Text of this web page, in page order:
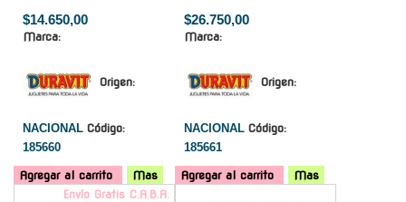
$14.650,00
Marca:
Origen:
NACIONAL Código:
185660
Agregar al carrito Mas
$26.750,00
Marca:
Origen:
NACIONAL Código:
185661
Agregar al carrito
Mas
Envío Gratis C.A.B.A.